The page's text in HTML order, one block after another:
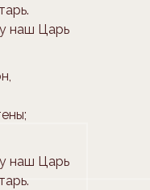
наш Царь
наш Царь